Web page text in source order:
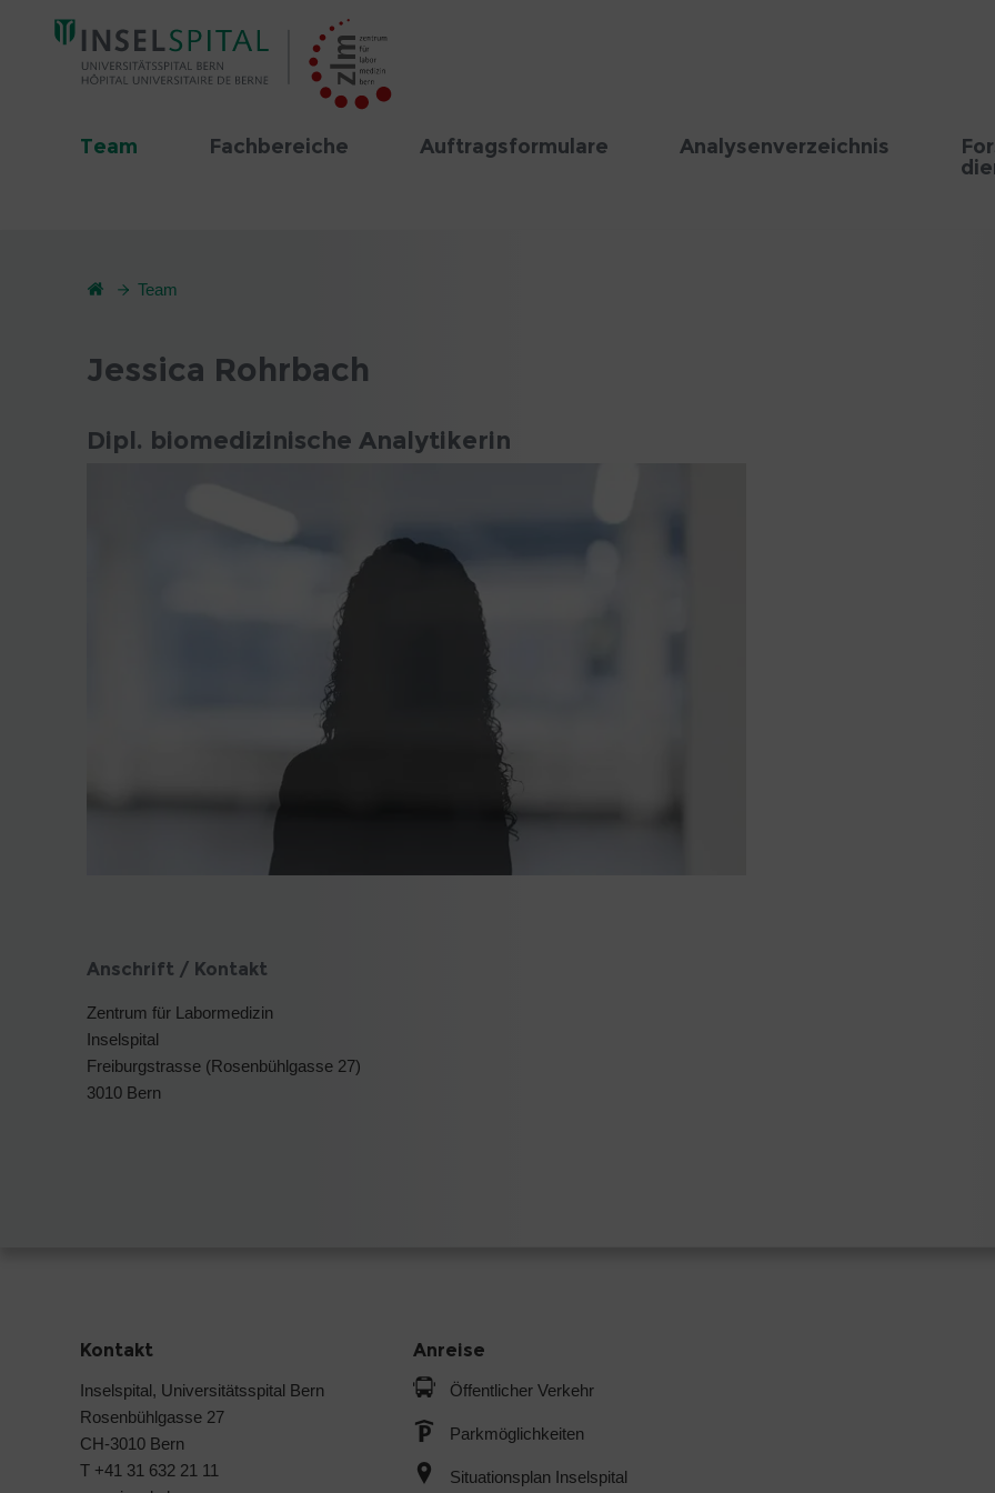
Team Fachbereiche Auftragsformulare Analysenverzeichnis
Team
Jessica Rohrbach
Dipl. biomedizinische Analytikerin
Anschrift / Kontakt
Zentrum für Labormedizin
Inselspital
Freiburgstrasse (Rosenbühlgasse 27)
3010 Bern
Kontakt
Inselspital, Universitätsspital Bern
Rosenbühlgasse 27
CH-3010 Bern
T +41 31 632 21 11
Anreise
Öffentlicher Verkehr
Parkmöglichkeiten
Situationsplan Inselspital